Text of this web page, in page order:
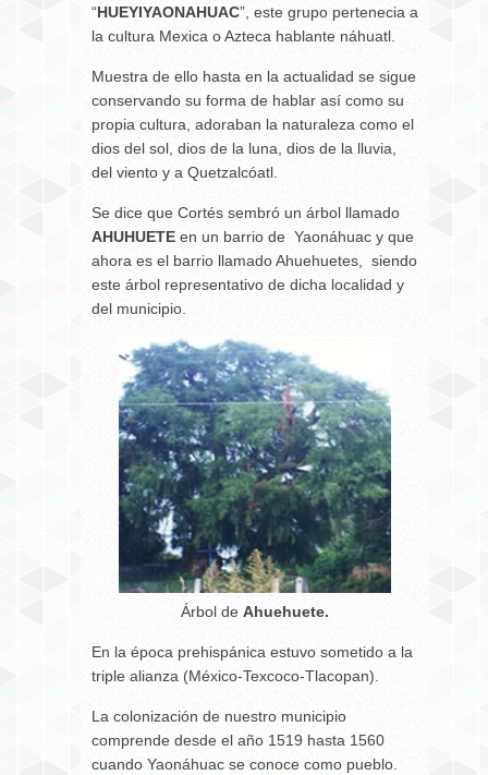
“HUEYIYAONAHUAC”, este grupo pertenecia a
la cultura Mexica o Azteca hablante náhuatl.
Muestra de ello hasta en la actualidad se sigue
conservando su forma de hablar así como su
propia cultura, adoraban la naturaleza como el
dios del sol, dios de la luna, dios de la lluvia,
del viento y a Quetzalcóatl.
Se dice que Cortés sembró un árbol llamado
AHUHUETE en un barrio de Yaonáhuac y que
ahora es el barrio llamado Ahuehuetes, siendo
este árbol representativo de dicha localidad y
del municipio.
Árbol de Ahuehuete.
En la época prehispánica estuvo sometido a la
triple alianza (México-Texcoco-Tlacopan).
La colonización de nuestro municipio
comprende desde el año 1519 hasta 1560
cuando Yaonáhuac se conoce como pueblo.